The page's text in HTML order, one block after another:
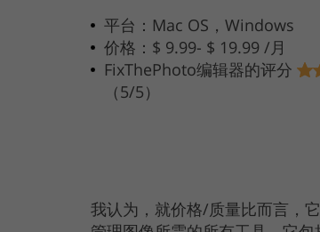
平台：Mac OS，Windows
价格：$ 9.99- $ 19.99 /月
FixThePhoto编辑器的评分
（5/5）
我认为，就价格/质量比而言，